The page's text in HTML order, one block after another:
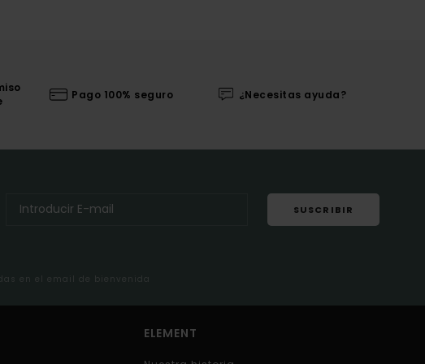
Pago 100% seguro ¿Necesitas ayuda?
SUSCRIBIR
en el email de bienvenida
ELEMENT